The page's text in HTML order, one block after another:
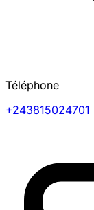
Téléphone
+243815024701